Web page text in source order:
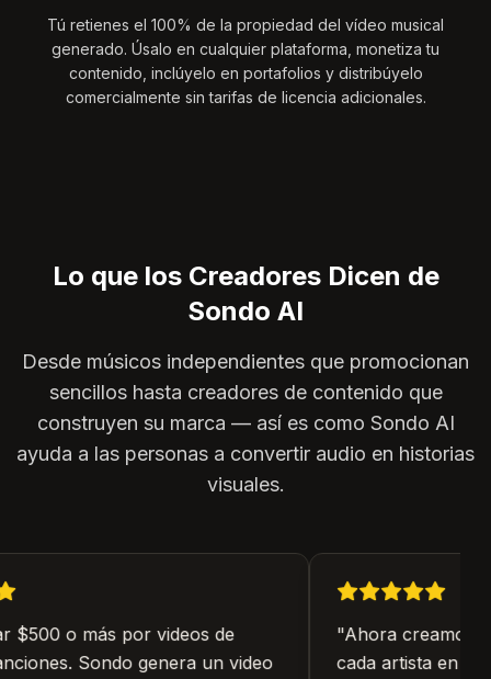
Tú retienes el 100% de la propiedad del vídeo musical
generado. Úsalo en cualquier plataforma, monetiza tu
contenido, inclúyelo en portafolios y distribúyelo
comercialmente sin tarifas de licencia adicionales.
Lo que los Creadores Dicen de
Sondo AI
Desde músicos independientes que promocionan
sencillos hasta creadores de contenido que
construyen su marca — así es como Sondo AI
ayuda a las personas a convertir audio en historias
visuales.
o más por videos de
Sondo genera un video
Ahora creamos
cada artista en